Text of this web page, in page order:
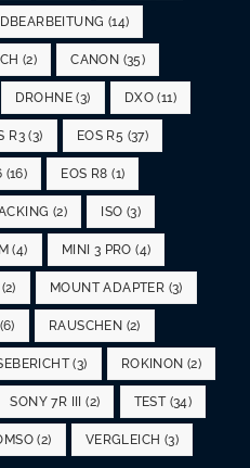
(14)
(2) CANON (35)
DROHNE (3) DXO (11)
R3 (3) EOS R5 (37)
(16) EOS R8 (1)
(2) ISO (3)
(4) MINI 3 PRO (4)
(2) MOUNT ADAPTER (3)
(6) RAUSCHEN (2)
(3) ROKINON (2)
SONY 7R III (2) TEST(34)
(2) VERGLEICH (3)